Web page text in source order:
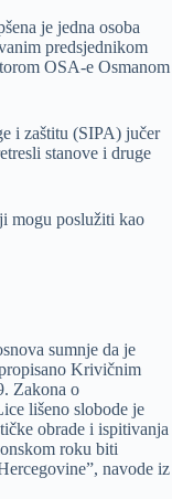
je jedna osoba
predsjednikom
OSA-e Osmanom
i zaštitu (SIPA) jučer
stanove i druge
mogu poslužiti kao
sumnje da je
Krivičnim
Zakona o
lišeno slobode je
obrade i ispitivanja
roku biti
navode iz